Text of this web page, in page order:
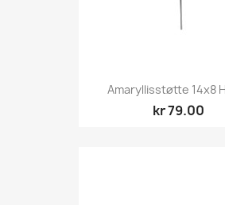
Amaryllisstøtte 14x8
kr 79.00